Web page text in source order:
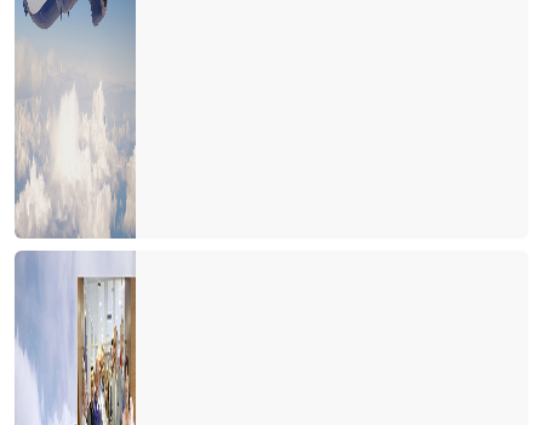
Hayat devam ediyor mu?
YA ŞİMDİ?
Antalya'nın 3 sınavı
Turistin derdi çok
KARAALİOĞLU’NUN ÇIĞLIĞI
REWE, FTI’yı ya yutarsa…
Türk gibi başladık, İngiliz gibi bitirdik
İÇİNDEN TIR GEÇEN ANTİK KENT